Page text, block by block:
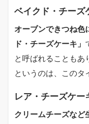
ベイクド・チーズ
オーブンできつね色
ド・チーズケーキ」
と呼ばれることもあ
というのは、このタ
レア・チーズケー
クリームチーズなど